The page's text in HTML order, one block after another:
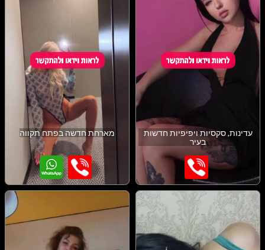
עדינות, סקסיות ויפיפיות חדשות
בעיר
מארחת חדשה בפתח תקווה